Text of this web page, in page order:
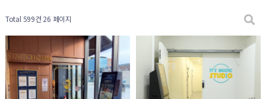
Total 599건 26 페이지